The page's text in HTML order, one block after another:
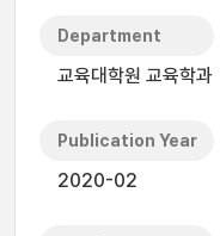
Department
교육대학원 교육학과
Publication Year
2020-02